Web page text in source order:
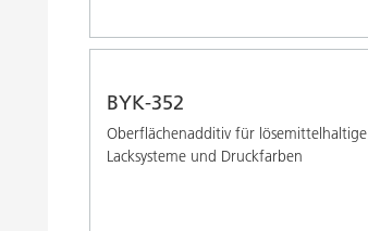
BYK-352
Oberflächenadditiv für lösemittelhaltige
Lacksysteme und Druckfarben